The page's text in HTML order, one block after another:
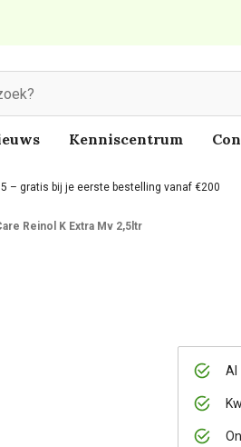
Kenniscentrum
– gratis bij je eerste bestelling vanaf €200
Reinol K Extra Mv 2,5ltr
Al